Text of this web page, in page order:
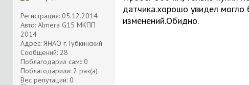
Регистрация: 05.12.2014
Авто: Almera G15 МКПП
2014
Адрес: ЯНАО г. Губкинский
Сообщений: 28
Поблагодарил сам:: 0
Поблагодарили: 2 раз(а)
Вес репутации: 0
датчика.хорошо увидел могло
изменений.Обидно.